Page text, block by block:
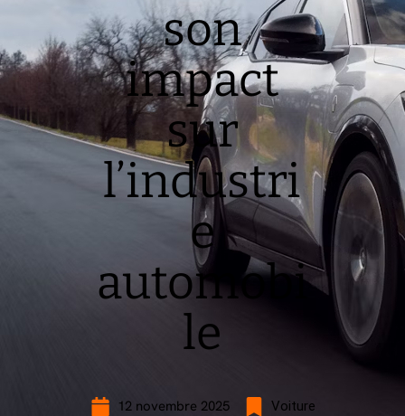
son
impact
sur
l’industri
e
automobi
le
12 novembre 2025 Voiture